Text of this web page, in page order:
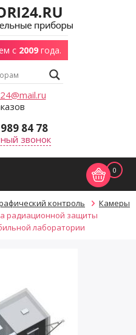
с 2009года.
84 78
звонок
0
контроль
Камеры
радиационной защиты
лаборатории